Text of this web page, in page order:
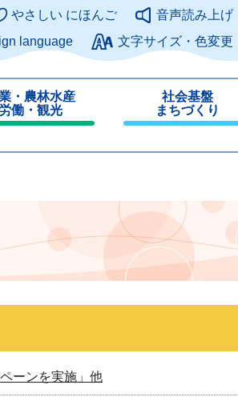
このページの本文へ
やさしい にほんご
音声読み上げ
language
文字サイズ・色変更
・農林水産
働・観光
社会基盤
まちづくり
じ
ーンを実施」他